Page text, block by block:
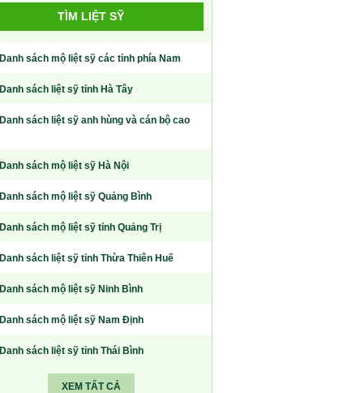
TÌM LIỆT SỸ
Danh sách mộ liệt sỹ các tỉnh phía Nam
Danh sách liệt sỹ tỉnh Hà Tây
Danh sách liệt sỹ anh hùng và cán bộ cao
Danh sách mộ liệt sỹ Hà Nội
Danh sách mộ liệt sỹ Quảng Bình
Danh sách mộ liệt sỹ tỉnh Quảng Trị
Danh sách liệt sỹ tỉnh Thừa Thiên Huế
Danh sách mộ liệt sỹ Ninh Bình
Danh sách mộ liệt sỹ Nam Định
Danh sách liệt sỹ tỉnh Thái Bình
XEM TẤT CẢ